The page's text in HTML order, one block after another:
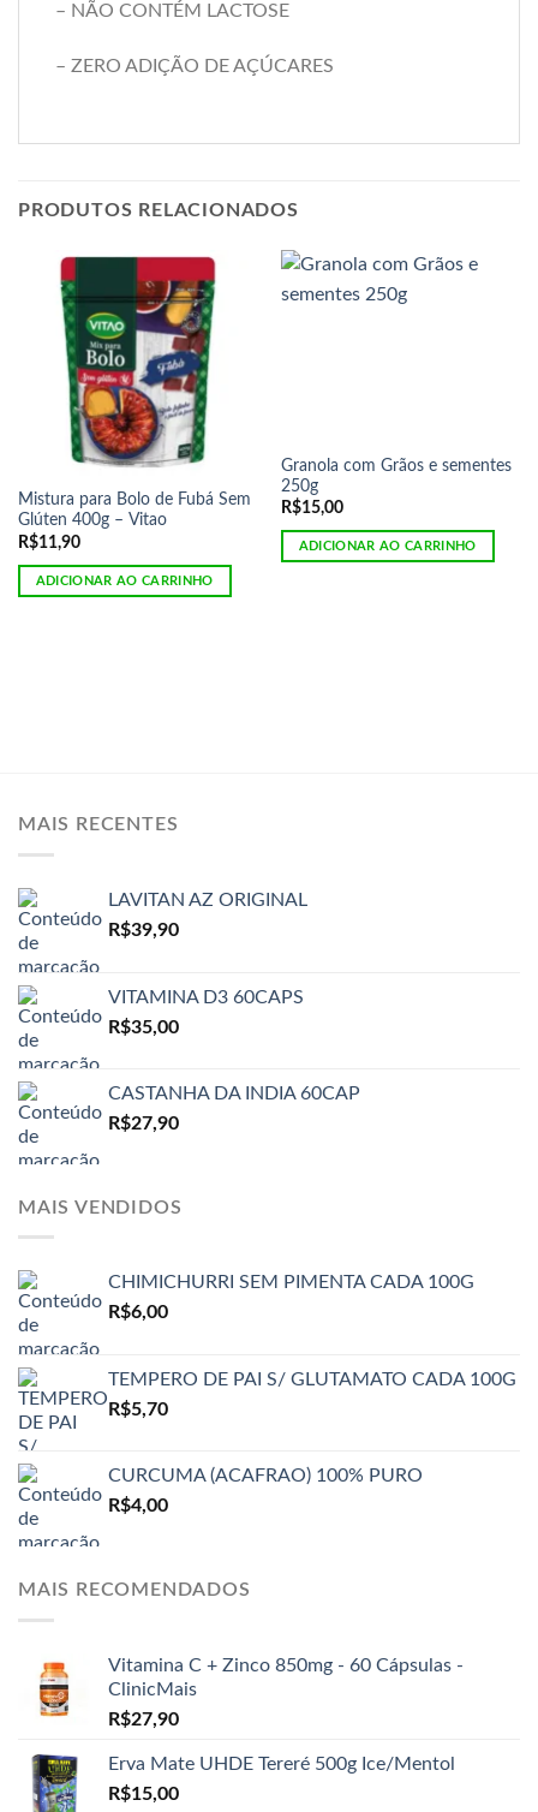
– NÃO CONTÉM LACTOSE
– ZERO ADIÇÃO DE AÇÚCARES
PRODUTOS RELACIONADOS
Mistura para Bolo de Fubá Sem
Glúten 400g – Vitao
R$11,90
ADICIONAR AO CARRINHO
Granola com Grãos e sementes
250g
R$15,00
ADICIONAR AO CARRINHO
MAIS RECENTES
LAVITAN AZ ORIGINAL
R$39,90
VITAMINA D3 60CAPS
R$35,00
CASTANHA DA INDIA 60CAP
R$27,90
MAIS VENDIDOS
CHIMICHURRI SEM PIMENTA CADA 100G
R$6,00
TEMPERO DE PAI S/ GLUTAMATO CADA 100G
R$5,70
CURCUMA (ACAFRAO) 100% PURO
R$4,00
MAIS RECOMENDADOS
Vitamina C + Zinco 850mg - 60 Cápsulas -
ClinicMais
R$27,90
Erva Mate UHDE Tereré 500g Ice/Mentol
R$15,00